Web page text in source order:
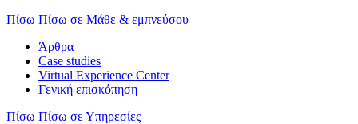
Πίσω Πίσω σε Μάθε & εμπνεύσου
Άρθρα
Case studies
Virtual Experience Center
Γενική επισκόπηση
Πίσω Πίσω σε Υπηρεσίες